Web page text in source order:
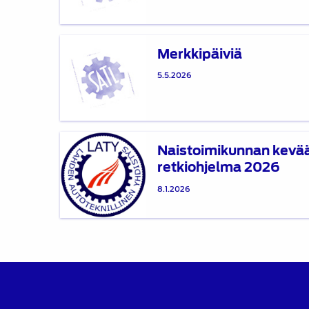
Merkkipäiviä
5.5.2026
Naistoimikunnan
retkiohjelma 2026
8.1.2026
Naistoimikunnan
kevään
retkiohjelma
2026